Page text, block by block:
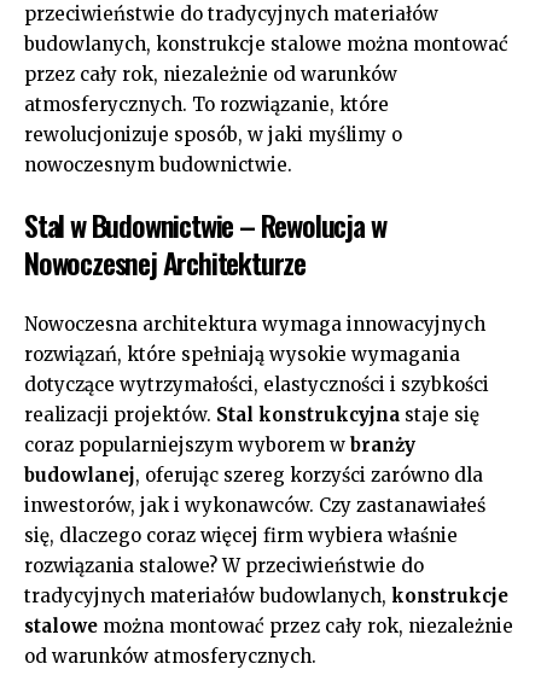
przeciwieństwie do tradycyjnych materiałów
budowlanych, konstrukcje stalowe można montować
przez cały rok, niezależnie od warunków
atmosferycznych. To rozwiązanie, które
rewolucjonizuje sposób, w jaki myślimy o
nowoczesnym budownictwie.
Stal w Budownictwie – Rewolucja w
Nowoczesnej Architekturze
Nowoczesna architektura wymaga innowacyjnych
rozwiązań, które spełniają wysokie wymagania
dotyczące wytrzymałości, elastyczności i szybkości
realizacji projektów. Stal konstrukcyjna staje się
coraz popularniejszym wyborem w branży
budowlanej, oferując szereg korzyści zarówno dla
inwestorów, jak i wykonawców. Czy zastanawiałeś
się, dlaczego coraz więcej firm wybiera właśnie
rozwiązania stalowe? W przeciwieństwie do
tradycyjnych materiałów budowlanych, konstrukcje
stalowe można montować przez cały rok, niezależnie
od warunków atmosferycznych.